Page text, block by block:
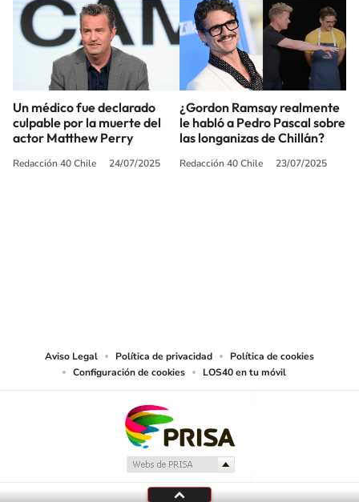
Un médico fue declarado
culpable por la muerte del
actor Matthew Perry
Redacción 40 Chile 24/07/2025
¿Gordon Ramsay realmente
le habló a Pedro Pascal sobre
las longanizas de Chillán?
Redacción 40 Chile 23/07/2025
Aviso Legal Política de privacidad
Política de cookies
Configuración de cookies
LOS40 en tu móvil